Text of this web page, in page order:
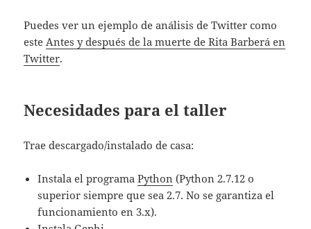
Puedes ver un ejemplo de análisis de Twitter como
esteAntes y después de la muerte de Rita Barberá en
Twitter.
Necesidades para el taller
Trae descargado/instalado de casa:
Instala el programaPython (Python 2.7.12 o
superior siempre que sea 2.7. No se garantiza el
funcionamiento en 3.x).